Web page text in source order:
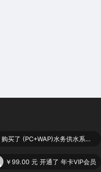
购买了 (PC+WAP)水务供水系统类网站pbootcms模板 供水调度系统网站源码下载
￥99.00 元 开通了 年卡VIP会员